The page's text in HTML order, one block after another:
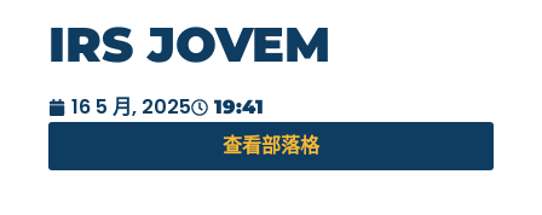
IRS JOVEM
16 5 月, 2025
19:41
查看部落格